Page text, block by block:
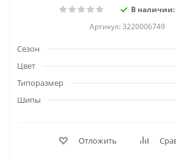
В наличии:
Артикул: 3220006749
Сезон
Цвет
Типоразмер
Шипы
Отложить